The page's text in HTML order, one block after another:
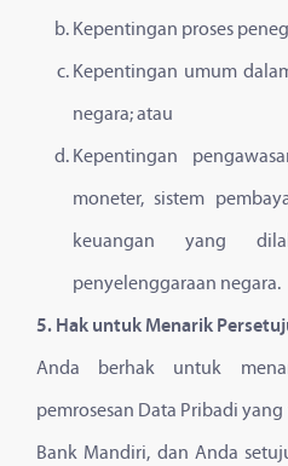
Kepentingan proses
Kepentingan umum
negara; atau
Kepentingan
moneter, sistem
keuangan yang
penyelenggaraan negara.
5. Hak untuk Menarik
Anda berhak untuk
pemrosesan Data Pribadi
Bank Mandiri, dan Anda